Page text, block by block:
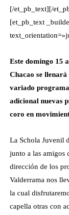
[/et_pb_text][/
[et_pb_text
Este domingo 15
Chacao se
variado
adicional nuevas
coro en
La Schola Juvenil
junto a las amigos
dirección de los
Valderrama nos
la cual
capella otras con